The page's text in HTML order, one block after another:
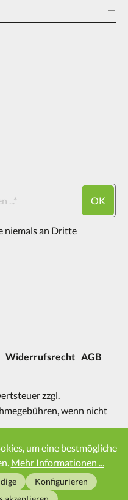
OK
niemals an Dritte
Widerrufsrecht AGB
zzgl.
wenn nicht
um eine bestmögliche
Mehr Informationen ...
Konfigurieren